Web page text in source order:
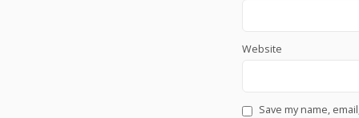
Website
Save my name,